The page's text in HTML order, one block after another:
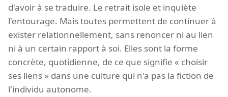
d'avoir à se traduire. Le retrait isole et inquiète
l'entourage. Mais toutes permettent de continuer à
exister relationnellement, sans renoncer ni au lien
ni à un certain rapport à soi. Elles sont la forme
concrète, quotidienne, de ce que signifie « choisir
ses liens » dans une culture qui n'a pas la fiction de
l'individu autonome.